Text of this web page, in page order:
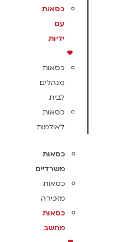
כסאות
עם
ידיות
כסאות
מנהלים
לבית
כסאות
לאולמות
כסאות
משרדיים
כסאות
מזכירה
כסאות
מחשב